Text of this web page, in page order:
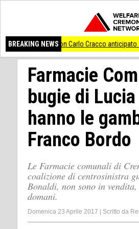
BREAKING NEWS
con Carlo Cracco anticipato al 14
Farmacie
bugie di
hanno le
Franco Bordo
Le Farmacie comunali di
coalizione di centrosinistra
Bonaldi, non sono in
domani.
Domenica 23 Aprile 2017 Scritto da